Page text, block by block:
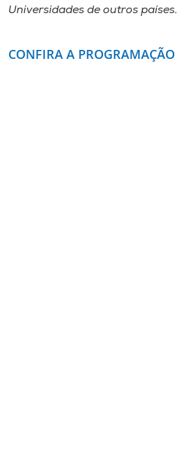
Universidades de outros países.
CONFIRA A PROGRAMAÇÃO